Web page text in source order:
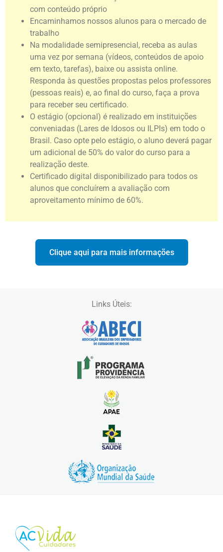
com conteúdo próprio
Encaminhamos nossos alunos para o mercado de
trabalho
Na modalidade semipresencial, receba as aulas
uma vez por semana (vídeos, conteúdos de apoio
em texto, tarefas), baixe ou assista online.
Responda às questões propostas pelos professores
(pessoas reais) e, ao final do curso, faça a prova
para receber seu certificado.
O estágio (opcional) é realizado em instituições
conveniadas (Lares de Idosos ou ILPIs) em todo o
Brasil. Caso opte pelo estágio, o aluno deverá pagar
um adicional de 50% do valor do curso para a
realização deste.
Certificado digital disponibilizado para todos os
alunos que concluírem a avaliação com
aproveitamento mínimo de 60%.
Clique aqui para mais informações
Links Úteis: